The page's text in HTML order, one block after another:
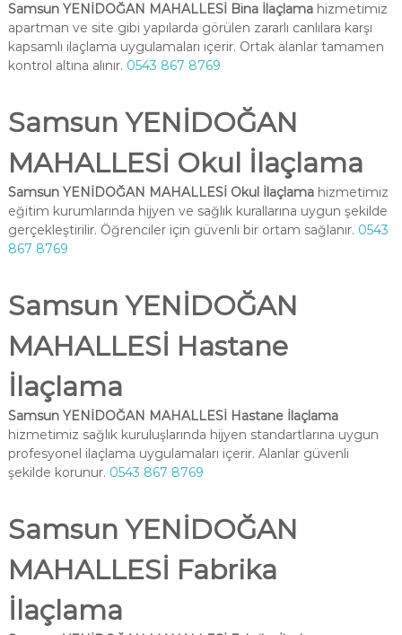
Samsun YENİDOĞAN MAHALLESİ Bina İlaçlamahizmetimiz
apartman ve site gibi yapılarda görülen zararlı canlılara karşı
kapsamlı ilaçlama uygulamaları içerir. Ortak alanlar tamamen
kontrol altına alınır. 0543 867 8769
Samsun YENİDOĞAN
MAHALLESİ Okul İlaçlama
Samsun YENİDOĞAN MAHALLESİ Okul İlaçlamahizmetimiz
eğitim kurumlarında hijyen ve sağlık kurallarına uygun şekilde
gerçekleştirilir. Öğrenciler için güvenli bir ortam sağlanır. 0543
867 8769
Samsun YENİDOĞAN
MAHALLESİ Hastane
İlaçlama
Samsun YENİDOĞAN MAHALLESİ Hastane İlaçlama
hizmetimiz sağlık kuruluşlarında hijyen standartlarına uygun
profesyonel ilaçlama uygulamaları içerir. Alanlar güvenli
şekilde korunur. 0543 867 8769
Samsun YENİDOĞAN
MAHALLESİ Fabrika
İlaçlama